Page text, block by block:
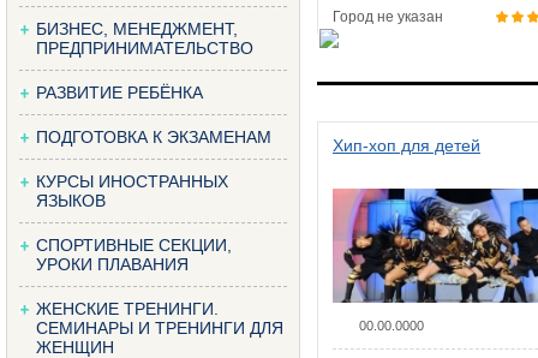
БИЗНЕС, МЕНЕДЖМЕНТ,
ПРЕДПРИНИМАТЕЛЬСТВО
РАЗВИТИЕ РЕБЁНКА
ПОДГОТОВКА К ЭКЗАМЕНАМ
КУРСЫ ИНОСТРАННЫХ
ЯЗЫКОВ
СПОРТИВНЫЕ СЕКЦИИ,
УРОКИ ПЛАВАНИЯ
ЖЕНСКИЕ ТРЕНИНГИ.
СЕМИНАРЫ И ТРЕНИНГИ ДЛЯ
ЖЕНЩИН
Город не указан
Хип-хоп для детей
00.00.0000